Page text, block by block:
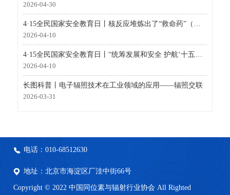
2026-04-30
4·15全民国家安全教育日丨核反应堆炼出了“救命药”（国家工业密码·未来篇）
2026-04-10
4·15全民国家安全教育日丨“统筹发展和安全 护航‘十五五’新征程”全民国家安全教育日核安全主场活动在深圳举办
2026-04-10
长图科普丨电子辐照技术在工业领域的应用——辐照交联
2026-03-31
电话：010-68512630
地址：北京市海淀区厂洼中街66号
Copyright © 2022 中国同位素与辐射行业协会 All Righted